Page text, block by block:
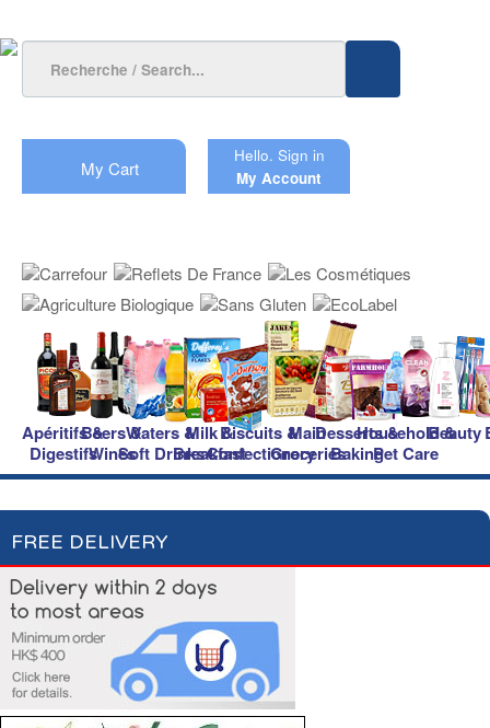
My Cart
Hello. Sign in
My Account
Apéritifs &
Digestifs
Beers &
Wines
Waters &
Soft Drinks
Milk &
Breakfast
Biscuits &
Confectionery
Main
Groceries
Desserts &
Baking
Household &
Pet Care
Beauty
FREE DELIVERY